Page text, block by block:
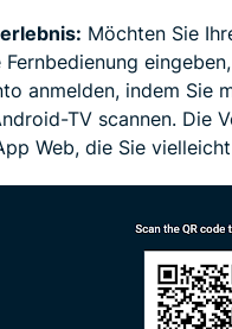
Möchten Sie
anmelden, indem Sie
TV scannen. Die
Web, die Sie